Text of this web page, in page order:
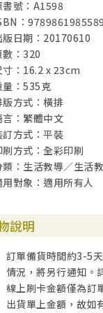
書號：A1598
：9789861985589
版日期：20170610
數：320
寸：16.2 x 23cm
量：535克
版方式：橫排
言：繁體中文
訂方式：平裝
刷方式：全彩印刷
類：生活教導／生活
用對象：適用所有人
說明
訂單備貨時間約3-5
情況，將另行通知。
線上刷卡金額僅為訂
出貨單上金額，故如